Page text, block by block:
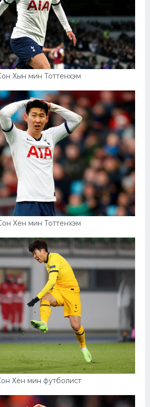
Хын мин Тоттенхэм
Хен мин Тоттенхэм
Хен мин футболист